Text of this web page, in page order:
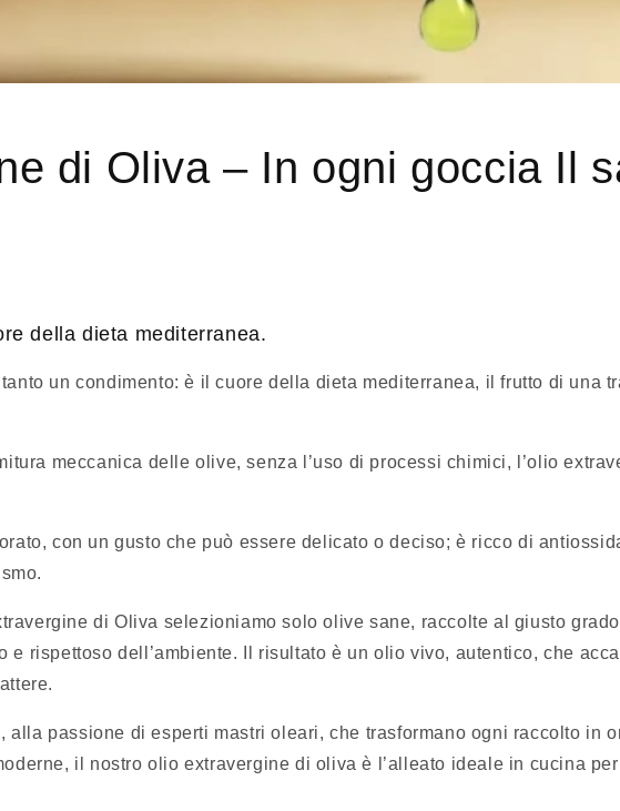
di Oliva – In ogni goccia Il
della dieta mediterranea.
un condimento: è il cuore della dieta mediterranea, il frutto di una
meccanica delle olive, senza l’uso di processi chimici, l’olio
con un gusto che può essere delicato o deciso; è ricco di
di Oliva selezioniamo solo olive sane, raccolte al giusto
e rispettoso dell’ambiente. Il risultato è un olio vivo, autentico, che
alla passione di esperti mastri oleari, che trasformano ogni raccolto in
il nostro olio extravergine di oliva è l’alleato ideale in cucina